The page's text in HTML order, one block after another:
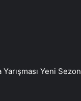
Yeni Sezon